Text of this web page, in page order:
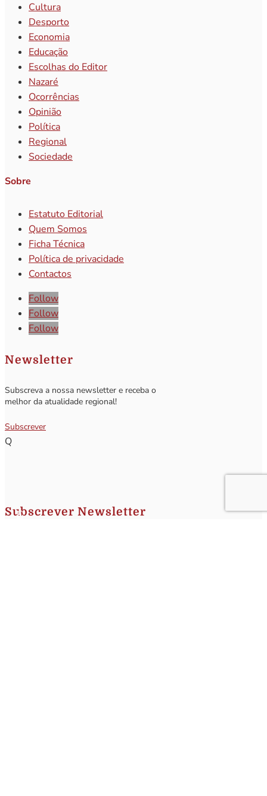
Cultura
Desporto
Economia
Educação
Escolhas do Editor
Nazaré
Ocorrências
Opinião
Política
Regional
Sociedade
Sobre
Estatuto Editorial
Quem Somos
Ficha Técnica
Política de privacidade
Contactos
Follow
Follow
Follow
Newsletter
Subscreva a nossa newsletter e receba o
melhor da atualidade regional!
Subscrever
Q
Subscrever Newsletter